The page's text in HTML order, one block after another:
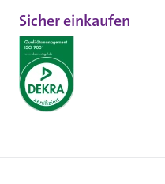
Sicher einkaufen